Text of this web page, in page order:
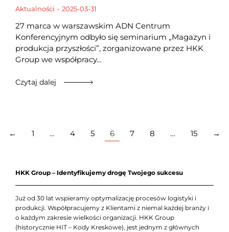
Aktualności 2025-03-31
27 marca w warszawskim ADN Centrum
Konferencyjnym odbyło się seminarium „Magazyn i
produkcja przyszłości”, zorganizowane przez HKK
Group we współpracy…
Czytaj dalej
← 1 … 4 5 6 7 8 … 15 →
HKK Group – Identyfikujemy drogę Twojego sukcesu
Już od 30 lat wspieramy optymalizację procesów logistyki i
produkcji. Współpracujemy z Klientami z niemal każdej branży i
o każdym zakresie wielkości organizacji. HKK Group
(historycznie HIT – Kody Kreskowe), jest jednym z głównych